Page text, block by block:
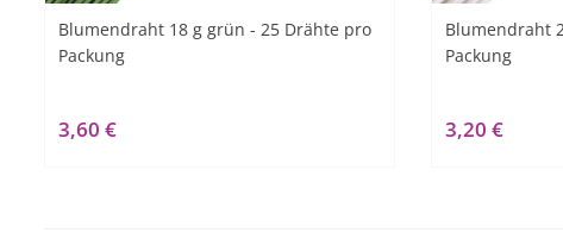
Blumendraht 18 g grün - 25 Drähte pro
Packung
3,60 €
Blumendraht
Packung
3,20 €